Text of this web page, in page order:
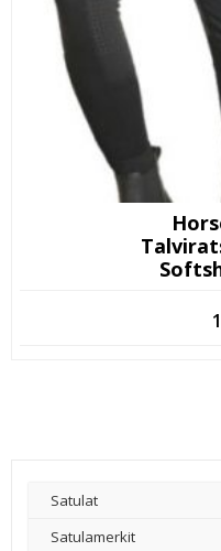
Satulat
Satulamerkit